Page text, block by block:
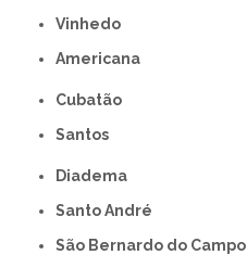
Vinhedo
americana
Cubatão
Santos
Diadema
Santo André
São Bernardo do Campo